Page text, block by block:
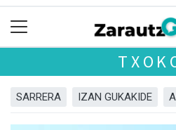
SARRERA IZAN GUKAKIDE